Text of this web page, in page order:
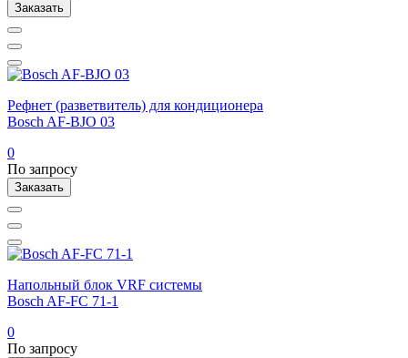
Заказать
Рефнет (разветвитель) для кондиционера
Bosch AF-BJO 03
0
По запросу
Заказать
Напольный блок VRF системы
Bosch AF-FC 71-1
0
По запросу